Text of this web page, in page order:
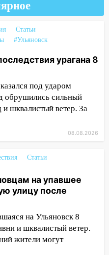
преподавателя
ульяновцам на
улицу
ураганным
со
рассказали,
мощного
на дом на
мощным
с корнем
сорвал крышу с
бить по
Статьи
#Ульяновск
урагана 8
под ударом
обрушились сильный
и шквалистый ветер. За
08.08.2026
Статьи
на упавшее
улицу после
на Ульяновск 8
и шквалистый ветер.
жители могут